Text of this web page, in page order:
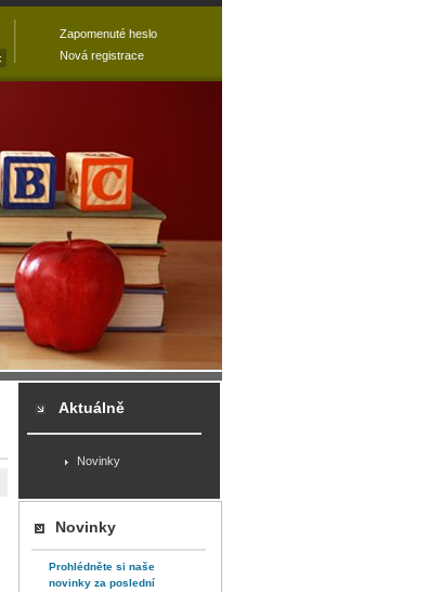
Aktuálně
Novinky
Novinky
Prohlédněte si naše
novinky za poslední
Zapomenuté heslo
Nová registrace